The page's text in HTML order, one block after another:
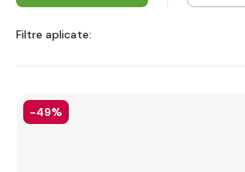
Filtre aplicate:
-49%